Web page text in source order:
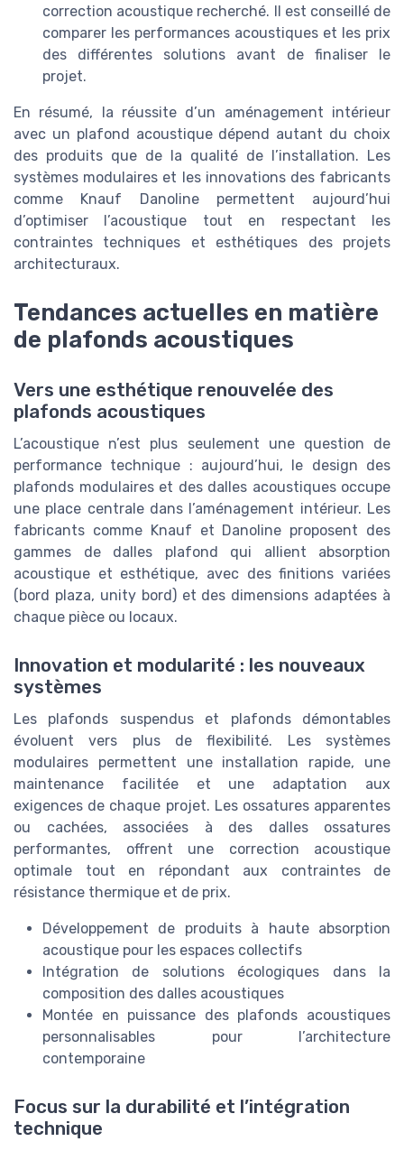
correction acoustique recherché. Il est conseillé de
comparer les performances acoustiques et les prix
des différentes solutions avant de finaliser le
projet.
En résumé, la réussite d’un aménagement intérieur
avec un plafond acoustique dépend autant du choix
des produits que de la qualité de l’installation. Les
systèmes modulaires et les innovations des fabricants
comme Knauf Danoline permettent aujourd’hui
d’optimiser l’acoustique tout en respectant les
contraintes techniques et esthétiques des projets
architecturaux.
Tendances actuelles en matière
de plafonds acoustiques
Vers une esthétique renouvelée des
plafonds acoustiques
L’acoustique n’est plus seulement une question de
performance technique : aujourd’hui, le design des
plafonds modulaires et des dalles acoustiques occupe
une place centrale dans l’aménagement intérieur. Les
fabricants comme Knauf et Danoline proposent des
gammes de dalles plafond qui allient absorption
acoustique et esthétique, avec des finitions variées
(bord plaza, unity bord) et des dimensions adaptées à
chaque pièce ou locaux.
Innovation et modularité : les nouveaux
systèmes
Les plafonds suspendus et plafonds démontables
évoluent vers plus de flexibilité. Les systèmes
modulaires permettent une installation rapide, une
maintenance facilitée et une adaptation aux
exigences de chaque projet. Les ossatures apparentes
ou cachées, associées à des dalles ossatures
performantes, offrent une correction acoustique
optimale tout en répondant aux contraintes de
résistance thermique et de prix.
Développement de produits à haute absorption
acoustique pour les espaces collectifs
Intégration de solutions écologiques dans la
composition des dalles acoustiques
Montée en puissance des plafonds acoustiques
personnalisables pour l’architecture
contemporaine
Focus sur la durabilité et l’intégration
technique